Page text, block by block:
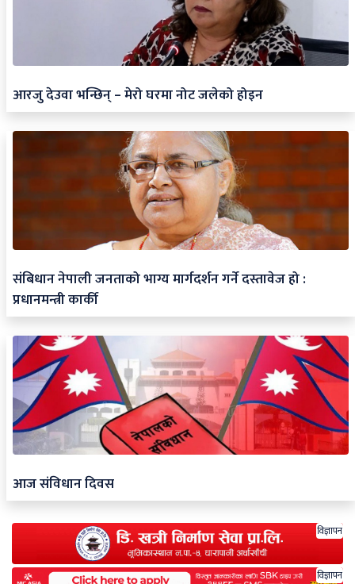
आरजु देउवा भन्छिन् – मेरो घरमा नोट जलेको होइन
संबिधान नेपाली जनताको भाग्य मार्गदर्शन गर्ने दस्तावेज हो :
प्रधानमन्त्री कार्की
आज संविधान दिवस
विज्ञापन
विज्ञापन